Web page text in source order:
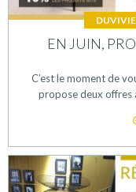
EN JUIN,
C’est le moment de
propose deux offres